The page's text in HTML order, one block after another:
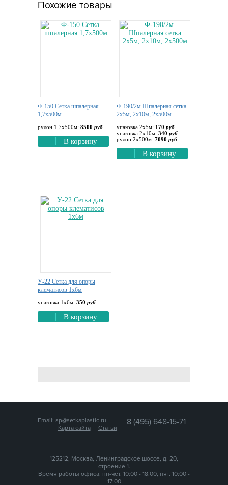
Похожие товары
Ф-150 Сетка шпалерная
1,7х500м
рулон 1,7х500м: 8500 руб
В корзину
Ф-190/2м Шпалерная сетка
2х5м, 2х10м, 2х500м
упаковка 2х5м: 170 руб
упаковка 2х10м: 340 руб
рулон 2х500м: 7090 руб
В корзину
У-22 Сетка для опоры
клематисов 1х6м
упаковка 1х6м: 350 руб
В корзину
8 (495) 648-15-71
Email: sp@setkaplastic.ru
Карта сайта
Статьи
125212, Москва, Ленинградское шоссе, д. 20,
строение 1.
Время работы офиса: пн-чет. 10:00 - 18:00, пят. 10:00 -
17:00